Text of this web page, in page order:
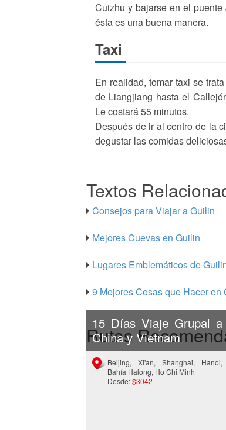
Cuizhu y bajarse en el
ésta es una buena manera.
Taxi
En realidad, tomar taxi se
de Liangjiang hasta el
Le costará 55 minutos.
Después de ir al centro de la
degustar las comidas
Textos
Consejos para Viajar a Guilin
Mejores Cuevas en Guilin
Lugares Emblemáticos de
9 Mejores Cosas que Hacer en
Rutas
15 Días Viaje Grupal a
China y Vietnam
Beijing, Xi'an, Shanghai, Hanoi,
Bahía Halong, Ho Chi Minh
Desde:$3042